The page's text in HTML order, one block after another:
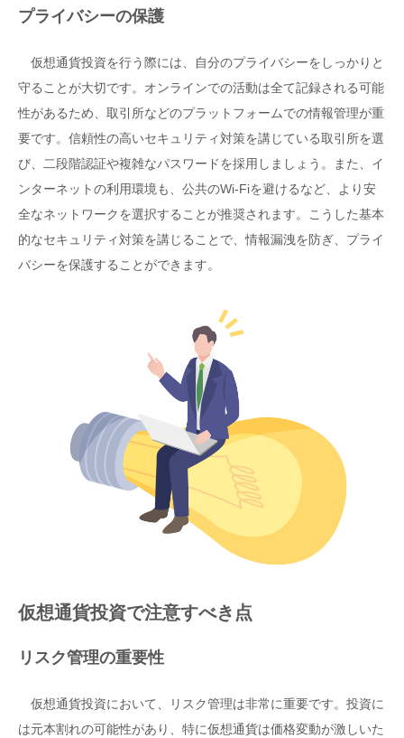
プライバシーの保護
仮想通貨投資を行う際には、自分のプライバシーをしっかりと
守ることが大切です。オンラインでの活動は全て記録される可能
性があるため、取引所などのプラットフォームでの情報管理が重
要です。信頼性の高いセキュリティ対策を講じている取引所を選
び、二段階認証や複雑なパスワードを採用しましょう。また、イ
ンターネットの利用環境も、公共のWi-Fiを避けるなど、より安
全なネットワークを選択することが推奨されます。こうした基本
的なセキュリティ対策を講じることで、情報漏洩を防ぎ、プライ
バシーを保護することができます。
仮想通貨投資で注意すべき点
リスク管理の重要性
仮想通貨投資において、リスク管理は非常に重要です。投資に
は元本割れの可能性があり、特に仮想通貨は価格変動が激しいた